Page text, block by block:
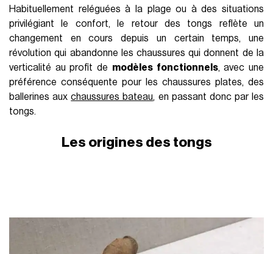
Habituellement reléguées à la plage ou à des situations
privilégiant le confort, le retour des tongs reflète un
changement en cours depuis un certain temps, une
révolution qui abandonne les chaussures qui donnent de la
verticalité au profit de modèles fonctionnels, avec une
préférence conséquente pour les chaussures plates, des
ballerines auxchaussures bateau, en passant donc par les
tongs.
Les origines des tongs